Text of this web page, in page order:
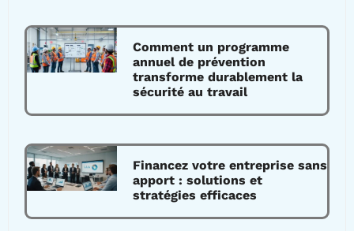
Comment un programme
annuel de prévention
transforme durablement la
sécurité au travail
Financez votre entreprise sans
apport : solutions et
stratégies efficaces